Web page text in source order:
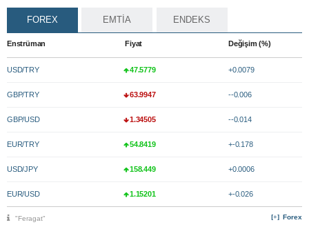
FOREX EMTİA ENDEKS
Enstrüman Fiyat Değişim (%)
USD/TRY 47.5779 +0.0079
GBP/TRY 63.9947 --0.006
GBP/USD 1.34505 --0.014
EUR/TRY 54.8419 +-0.178
USD/JPY 158.449 +0.0006
EUR/USD 1.15201 +-0.026
Forex
"Feragat"